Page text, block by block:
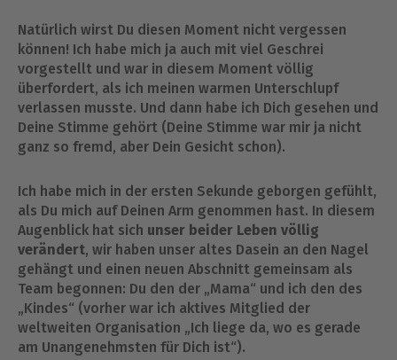
Natürlich wirst Du diesen Moment nicht vergessen
können! Ich habe mich ja auch mit viel Geschrei
vorgestellt und war in diesem Moment völlig
überfordert, als ich meinen warmen Unterschlupf
verlassen musste. Und dann habe ich Dich gesehen und
Deine Stimme gehört (Deine Stimme war mir ja nicht
ganz so fremd, aber Dein Gesicht schon).
Ich habe mich in der ersten Sekunde geborgen gefühlt,
als Du mich auf Deinen Arm genommen hast. In diesem
Augenblick hat sich unser beider Leben völlig
verändert, wir haben unser altes Dasein an den Nagel
gehängt und einen neuen Abschnitt gemeinsam als
Team begonnen: Du den der „Mama“ und ich den des
„Kindes“ (vorher war ich aktives Mitglied der
weltweiten Organisation „Ich liege da, wo es gerade
am Unangenehmsten für Dich ist“).